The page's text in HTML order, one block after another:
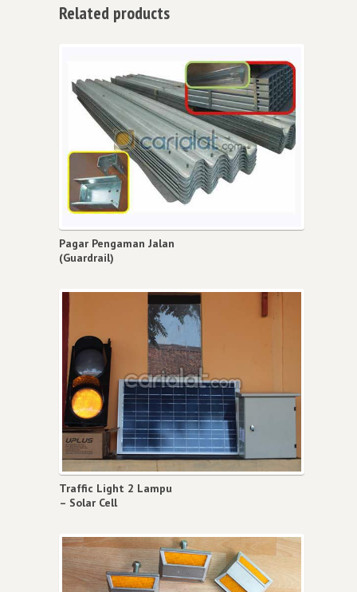
Related products
Pagar Pengaman Jalan
(Guardrail)
Traffic Light 2 Lampu
– Solar Cell